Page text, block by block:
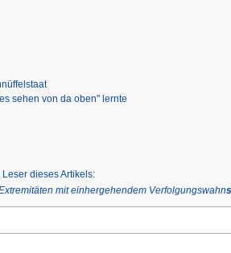
sehen von da oben" lernte
dieses Artikels:
mit einhergehendem Verfolgungswahn